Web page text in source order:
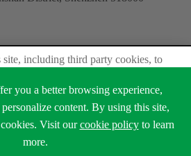
Technology Co., Ltd.
site, including third party cookies, to
you a better browsing experience,
content. By using this site,
Visit ourcookie policyto learn
more.